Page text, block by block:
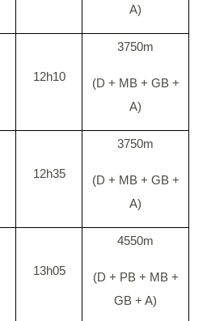
A)
12h10
3750m
(D + MB + GB +
A)
12h35
3750m
(D + MB + GB +
A)
13h05
4550m
(D + PB + MB +
GB + A)